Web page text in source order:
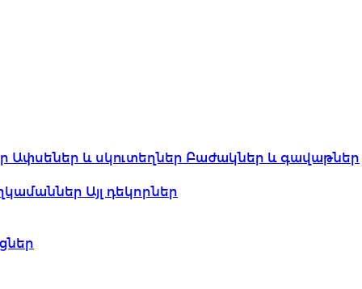
Ափսեներ և սկուտեղներ Բաժակներ և գավաթներ
Այլ դեկորներ